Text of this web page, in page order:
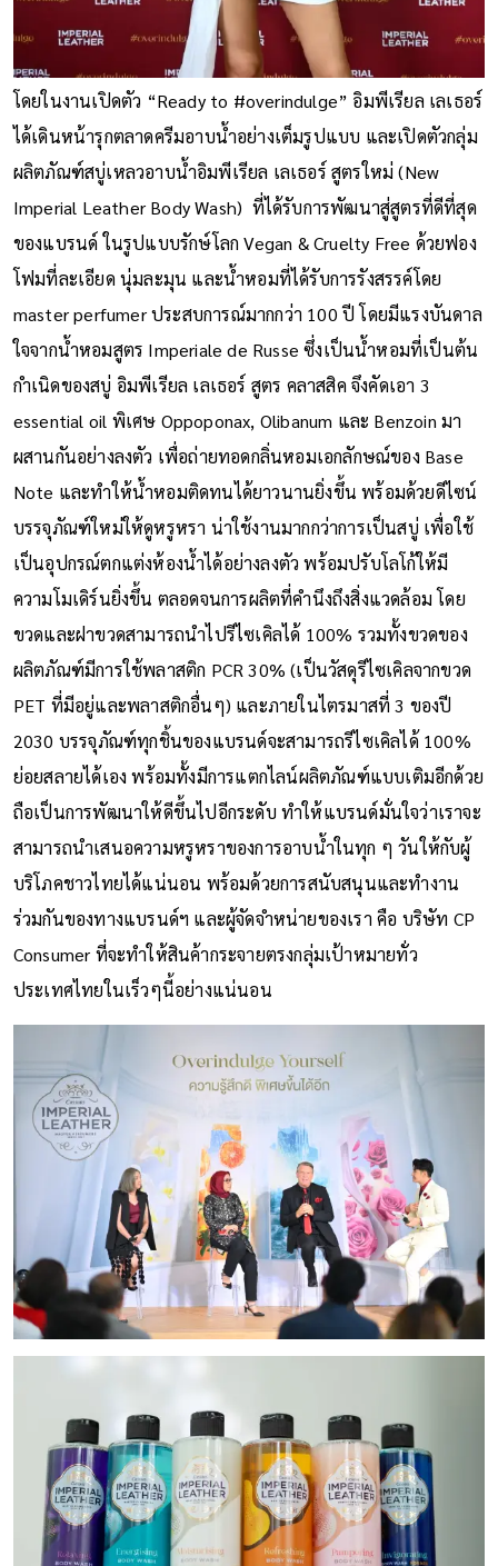
โดยในงานเปิดตัว “Ready to #overindulge” อิมพีเรียล เลเธอร์
ได้เดินหน้ารุกตลาดครีมอาบน้ำอย่างเต็มรูปแบบ และเปิดตัวกลุ่ม
ผลิตภัณฑ์สบู่เหลวอาบน้ำอิมพีเรียล เลเธอร์ สูตรใหม่ (New
Imperial Leather Body Wash) ที่ได้รับการพัฒนาสู่สูตรที่ดีที่สุด
ของแบรนด์ ในรูปแบบรักษ์โลก Vegan & Cruelty Free ด้วยฟอง
โฟมที่ละเอียด นุ่มละมุน และน้ำหอมที่ได้รับการรังสรรค์โดย
master perfumer ประสบการณ์มากกว่า 100 ปี โดยมีแรงบันดาล
ใจจากน้ำหอมสูตร Imperiale de Russe ซึ่งเป็นน้ำหอมที่เป็นต้น
กำเนิดของสบู่ อิมพีเรียล เลเธอร์ สูตร คลาสสิค จึงคัดเอา 3
essential oil พิเศษ Oppoponax, Olibanum และ Benzoin มา
ผสานกันอย่างลงตัว เพื่อถ่ายทอดกลิ่นหอมเอกลักษณ์ของ Base
Note และทำให้น้ำหอมติดทนได้ยาวนานยิ่งขึ้น พร้อมด้วยดีไซน์
บรรจุภัณฑ์ใหม่ให้ดูหรูหรา น่าใช้งานมากกว่าการเป็นสบู่ เพื่อใช้
เป็นอุปกรณ์ตกแต่งห้องน้ำได้อย่างลงตัว พร้อมปรับโลโก้ให้มี
ความโมเดิร์นยิ่งขึ้น ตลอดจนการผลิตที่คำนึงถึงสิ่งแวดล้อม โดย
ขวดและฝาขวดสามารถนำไปรีไซเคิลได้ 100% รวมทั้งขวดของ
ผลิตภัณฑ์มีการใช้พลาสติก PCR 30% (เป็นวัสดุรีไซเคิลจากขวด
PET ที่มีอยู่และพลาสติกอื่นๆ) และภายในไตรมาสที่ 3 ของปี
2030 บรรจุภัณฑ์ทุกชิ้นของแบรนด์จะสามารถรีไซเคิลได้ 100%
ย่อยสลายได้เอง พร้อมทั้งมีการแตกไลน์ผลิตภัณฑ์แบบเติมอีกด้วย
ถือเป็นการพัฒนาให้ดีขึ้นไปอีกระดับ ทำให้แบรนด์มั่นใจว่าเราจะ
สามารถนำเสนอความหรูหราของการอาบน้ำในทุก ๆ วันให้กับผู้
บริโภคชาวไทยได้แน่นอน พร้อมด้วยการสนับสนุนและทำงาน
ร่วมกันของทางแบรนด์ฯ และผู้จัดจำหน่ายของเรา คือ บริษัท CP
Consumer ที่จะทำให้สินค้ากระจายตรงกลุ่มเป้าหมายทั่ว
ประเทศไทยในเร็วๆนี้อย่างแน่นอน